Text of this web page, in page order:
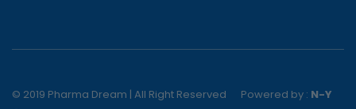
© 2019 Pharma Dream | All Right Reserved Powered by : N-Y